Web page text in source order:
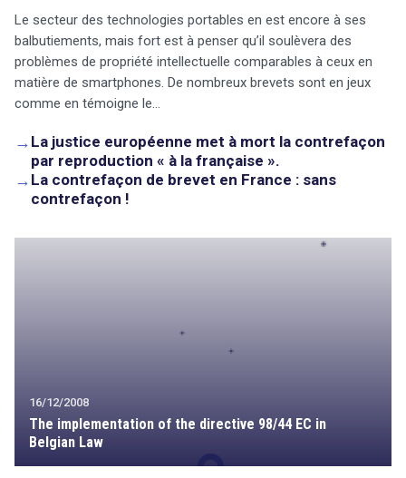
Le secteur des technologies portables en est encore à ses
balbutiements, mais fort est à penser qu’il soulèvera des
problèmes de propriété intellectuelle comparables à ceux en
matière de smartphones. De nombreux brevets sont en jeux
comme en témoigne le…
→ La justice européenne met à mort la contrefaçon
par reproduction « à la française ».
→ La contrefaçon de brevet en France : sans
contrefaçon !
16/12/2008
The implementation of the directive 98/44 EC in
Belgian Law